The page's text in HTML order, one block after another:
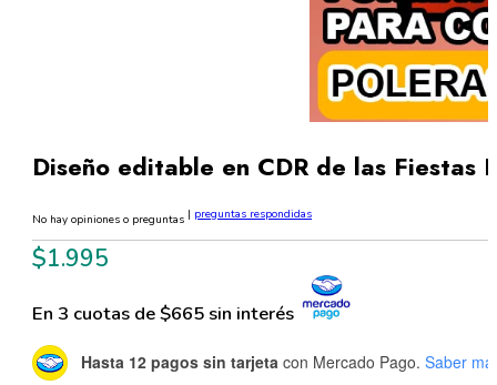
Diseño editable en CDR de las Fiestas
No hay opiniones o preguntas | preguntas respondidas
$1.995
En 3 cuotas de $665 sin interés
Hasta 12 pagos sin tarjeta con Mercado Pago. Saber